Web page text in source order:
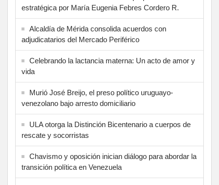
estratégica por María Eugenia Febres Cordero R.
Alcaldía de Mérida consolida acuerdos con
adjudicatarios del Mercado Periférico
Celebrando la lactancia materna: Un acto de amor y
vida
Murió José Breijo, el preso político uruguayo-
venezolano bajo arresto domiciliario
ULA otorga la Distinción Bicentenario a cuerpos de
rescate y socorristas
Chavismo y oposición inician diálogo para abordar la
transición política en Venezuela